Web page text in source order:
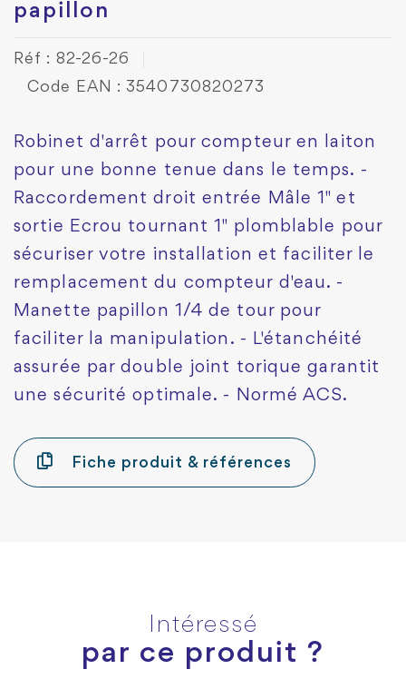
papillon
Réf : 82-26-26
Code EAN : 3540730820273
Robinet d'arrêt pour compteur en laiton
pour une bonne tenue dans le temps. -
Raccordement droit entrée Mâle 1" et
sortie Ecrou tournant 1" plomblable pour
sécuriser votre installation et faciliter le
remplacement du compteur d'eau. -
Manette papillon 1/4 de tour pour
faciliter la manipulation. - L'étanchéité
assurée par double joint torique garantit
une sécurité optimale. - Normé ACS.
Fiche produit & références
Intéressé
par ce produit ?